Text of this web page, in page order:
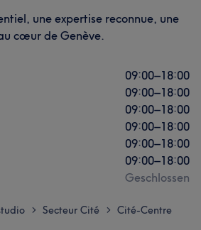
une expertise reconnue, une
cœur de Genève.
09:00–18:00
09:00–18:00
09:00–18:00
09:00–18:00
09:00–18:00
09:00–18:00
Geschlossen
> Secteur Cité > Cité-Centre